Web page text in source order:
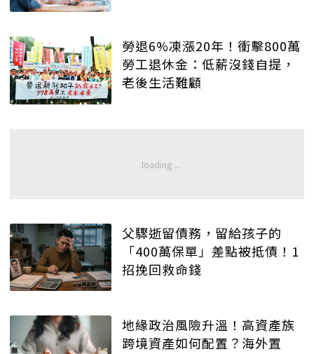
勞退6%凍漲20年！衝擊800萬
勞工退休金：低薪沒錢自提，
老後生活難顧
父驟逝留債務，留給孩子的
「400萬保單」差點被抵債！1
招挽回救命錢
地緣政治風險升溫！高資產族
跨境資產如何配置？海外置